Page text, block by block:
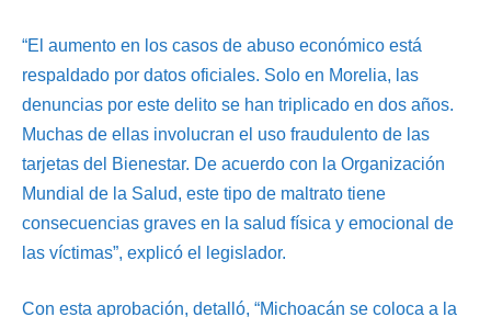
“El aumento en los casos de abuso económico está
respaldado por datos oficiales. Solo en Morelia, las
denuncias por este delito se han triplicado en dos años.
Muchas de ellas involucran el uso fraudulento de las
tarjetas del Bienestar. De acuerdo con la Organización
Mundial de la Salud, este tipo de maltrato tiene
consecuencias graves en la salud física y emocional de
las víctimas”, explicó el legislador.
Con esta aprobación, detalló, “Michoacán se coloca a la